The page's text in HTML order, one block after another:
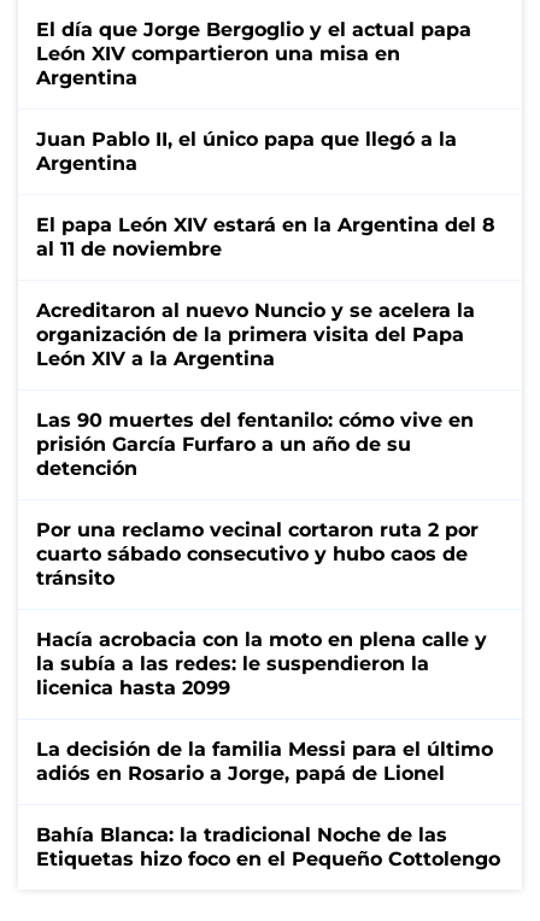
El día que Jorge Bergoglio y el actual papa
León XIV compartieron una misa en
Argentina
Juan Pablo II, el único papa que llegó a la
Argentina
El papa León XIV estará en la Argentina del 8
al 11 de noviembre
Acreditaron al nuevo Nuncio y se acelera la
organización de la primera visita del Papa
León XIV a la Argentina
Las 90 muertes del fentanilo: cómo vive en
prisión García Furfaro a un año de su
detención
Por una reclamo vecinal cortaron ruta 2 por
cuarto sábado consecutivo y hubo caos de
tránsito
Hacía acrobacia con la moto en plena calle y
la subía a las redes: le suspendieron la
licenica hasta 2099
La decisión de la familia Messi para el último
adiós en Rosario a Jorge, papá de Lionel
Bahía Blanca: la tradicional Noche de las
Etiquetas hizo foco en el Pequeño Cottolengo